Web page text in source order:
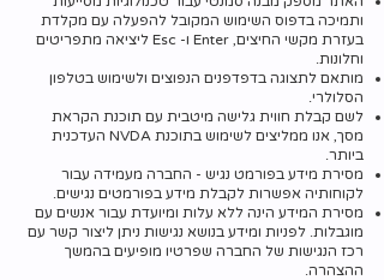
ותמיכה בדפוס השימוש המקובל להפעלה עם מקלדת
בעזרת מקשי החיצים, Enter ו- Esc ליציאה מתפריטים
וחלונות.
מותאם לתצוגה בדפדפנים הנפוצים ולשימוש בטלפון
הסלולרי.
לשם קבלת חווית גלישה מיטבית עם תוכנת הקראת
מסך, אנו ממליצים לשימוש בתוכנת NVDA העדכנית
ביותר.
מסירת מידע בפורמט נגיש - החברה מעמידה עבור
לקוחותיה אפשרות לקבלת מידע בפורמטים נגישים.
מסירת המידע הינה ללא עלות ומיועדת עבור אנשים עם
מוגבלות. לפניות ומידע בנושא נגישות ניתן ליצור קשר עם
רכז הנגישות של החברה שפרטיו מופיעים בהמשך
ההצהרה.